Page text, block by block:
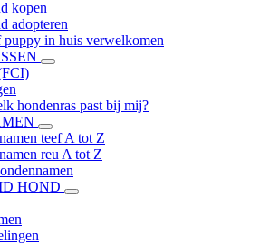
kopen
adopteren
in huis verwelkomen
hondenras past bij mij?
teef A tot Z
reu A tot Z
HOND